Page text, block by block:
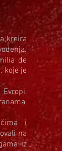
kreira
de
koje je
i
na
iz